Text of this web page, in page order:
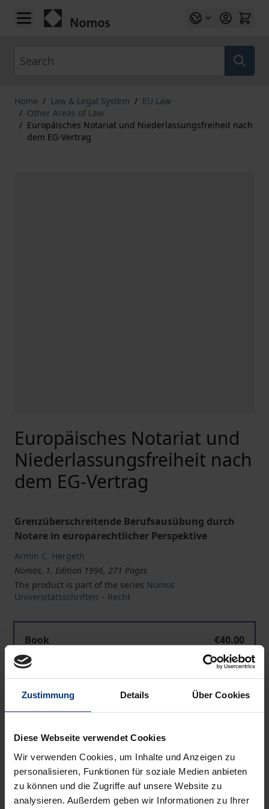
Zustimmung Details Über Cookies
Diese Webseite verwendet Cookies
Wir verwenden Cookies, um Inhalte und Anzeigen zu
personalisieren, Funktionen für soziale Medien anbieten
zu können und die Zugriffe auf unsere Website zu
analysieren. Außerdem geben wir Informationen zu Ihrer
Skip to Content
Home / Law & Legal System / EU Law
/ Other Areas of Law
/ Europäisches Notariat und Niederlassungsfreiheit nach
dem EG-Vertrag
Europäisches Notariat und
Niederlassungsfreiheit nach
dem EG-Vertrag
Grenzüberschreitende Berufsausübung durch
Notare in europarechtlicher Perspektive
Armin C. Hergeth
Nomos, 1. Edition 1996, 271 Pages
The product is part of the series Nomos
Universitätsschriften – Recht
Book
€40.00
ISBN 978-3-7890-4105-1
Not available
Delivery cost notice